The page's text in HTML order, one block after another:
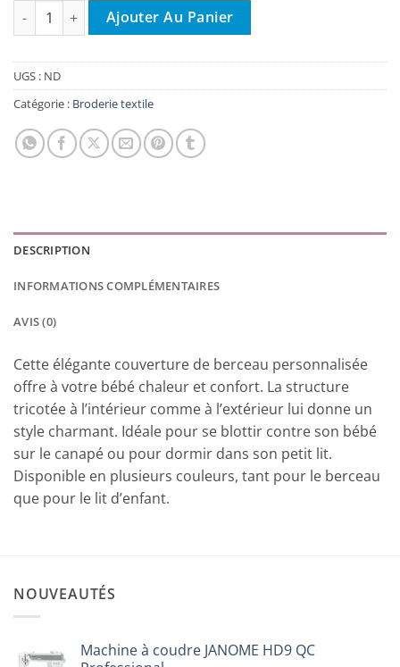
quantité de Couverture - Basic Knit
Ajouter Au Panier
UGS : ND
Catégorie : Broderie textile
DESCRIPTION
INFORMATIONS COMPLÉMENTAIRES
AVIS (0)
Cette élégante couverture de berceau personnalisée
offre à votre bébé chaleur et confort. La structure
tricotée à l’intérieur comme à l’extérieur lui donne un
style charmant. Idéale pour se blottir contre son bébé
sur le canapé ou pour dormir dans son petit lit.
Disponible en plusieurs couleurs, tant pour le berceau
que pour le lit d’enfant.
NOUVEAUTÉS
Machine à coudre JANOME HD9 QC